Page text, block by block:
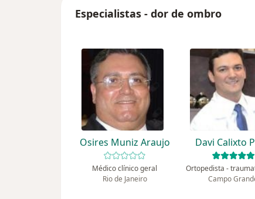
Especialistas - dor de ombro
Osires Muniz Araujo
Médico clínico geral
Rio de Janeiro
Davi Calixto
Campo